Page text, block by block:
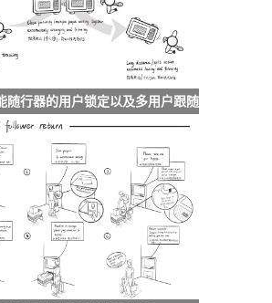
随行器的用户锁定以及多用户跟随